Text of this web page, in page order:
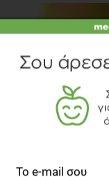
SLIDESHOW